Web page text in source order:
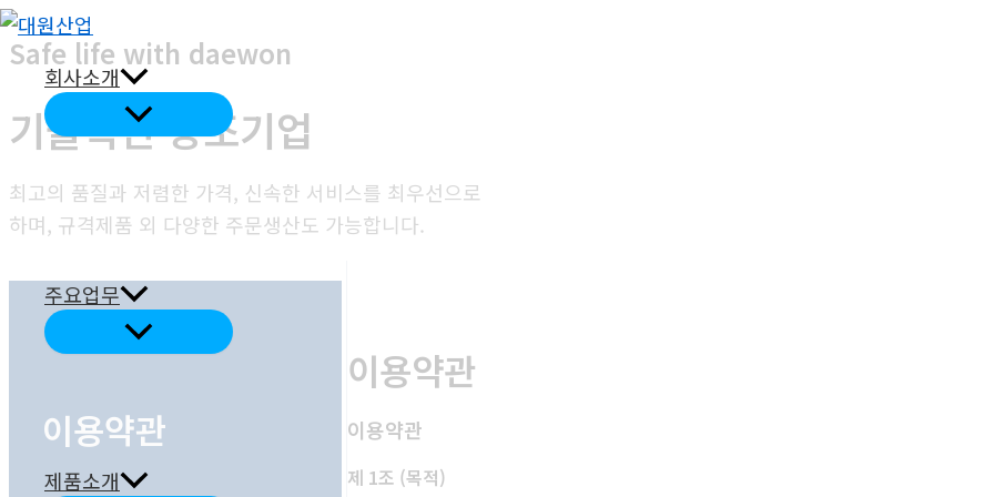
콘
텐
로
건
너
뛰
회사소개
메
뉴
토
글
주요업무
메
뉴
제품소개
Safe life with daewon
기술혁신 창조기업
최고의 품질과 저렴한 가격, 신속한 서비스를 최우선으로
하며, 규격제품 외 다양한 주문생산도 가능합니다.
이용약관
이용약관
이용약관
제 1조 (목적)